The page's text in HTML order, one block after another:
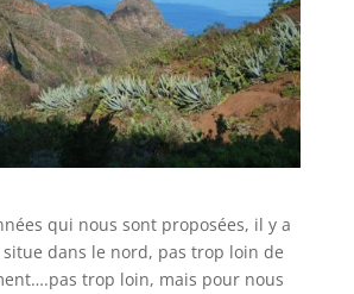
qui nous sont proposées, il y a
dans le nord, pas trop loin de
trop loin, mais pour nous